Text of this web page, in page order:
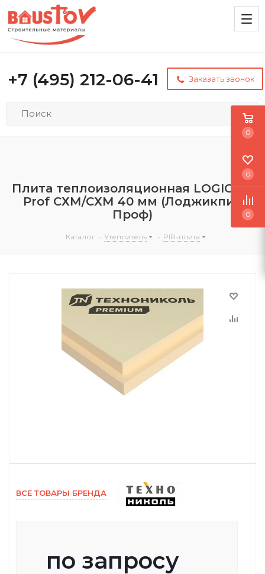
+7 (495) 212-06-41 Заказать звонок
Плита теплоизоляционная LOGICPIR
Prof СХМ/СХМ 40 мм (Лоджикпир
Проф)
Каталог - Утеплитель - PIR-плита
ВСЕ ТОВАРЫ БРЕНДА
по запросу
0
0
0